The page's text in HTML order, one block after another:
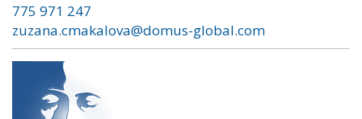
775 971 247
zuzana.cmakalova@domus-global.com